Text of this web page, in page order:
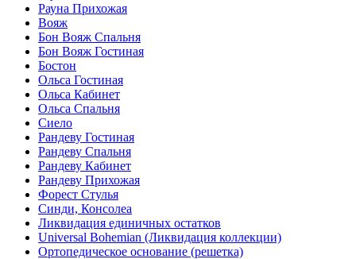
Рауна Прихожая
Вояж
Бон Вояж Спальня
Бон Вояж Гостиная
Бостон
Ольса Гостиная
Ольса Кабинет
Ольса Спальня
Сиело
Рандеву Гостиная
Рандеву Спальня
Рандеву Кабинет
Рандеву Прихожая
Форест Стулья
Синди, Консолеа
Ликвидация единичных остатков
Universal Bohemian (Ликвидация коллекции)
Ортопедическое основание (решетка)